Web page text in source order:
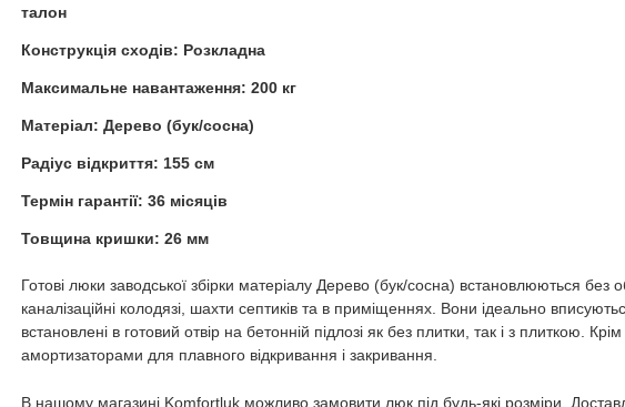
талон
Конструкція сходів: Розкладна
Максимальне навантаження: 200 кг
Матеріал: Дерево (бук/сосна)
Радіус відкриття: 155 см
Термін гарантії: 36 місяців
Товщина кришки: 26 мм
Готові люки заводської збірки матеріалу Дерево (бук/сосна) встановлюються
каналізаційні колодязі, шахти септиків та в приміщеннях. Вони ідеально
встановлені в готовий отвір на бетонній підлозі як без плитки, так і з плиткою.
амортизаторами для плавного відкривання і закривання.
В нашому магазині Komfortluk можливо замовити люк під будь-які розміри.